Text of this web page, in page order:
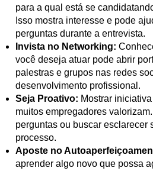
para a qual está se
Isso mostra interesse e pode
perguntas durante a entrevista.
Invista no Networking:
você deseja atuar pode abrir
palestras e grupos nas redes
desenvolvimento profissional.
Seja Proativo: Mostrar
muitos empregadores
perguntas ou buscar esclarecer
processo.
Aposte no
aprender algo novo que possa